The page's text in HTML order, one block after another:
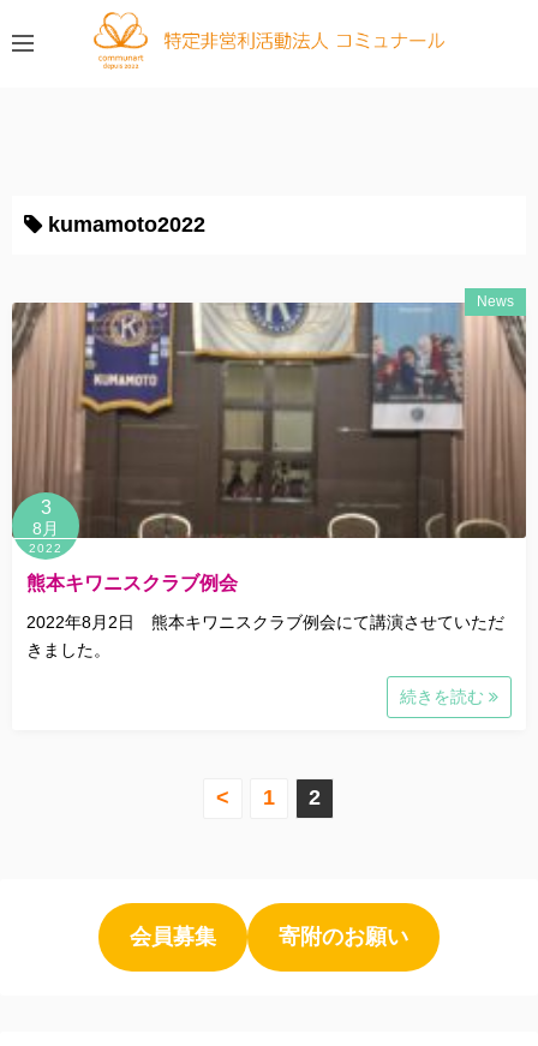
ン
kumamoto2022
News
3
8月
2022
熊本キワニスクラブ例会
2022年8月2日 熊本キワニスクラブ例会にて講演させていただ
きました。
続きを読む
< 1 2
会員募集 寄附のお願い